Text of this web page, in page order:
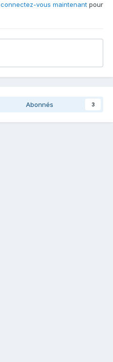
connectez-vous maintenant pour
Abonnés 3